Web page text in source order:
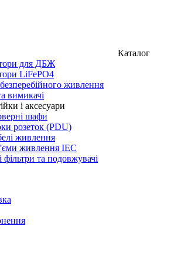
Каталог
для ДБЖ
LiFePO4
живлення
вимикачі
і аксесуари
шафи
розеток (PDU)
живлення
живлення IEC
та подовжувачі